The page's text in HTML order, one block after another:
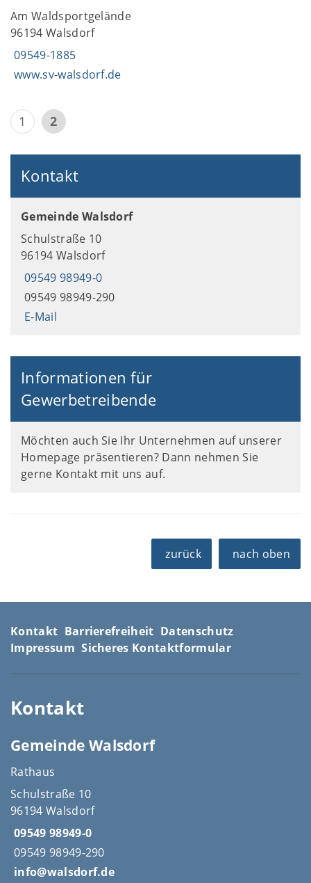
Am Waldsportgelände
96194 Walsdorf
09549-1885
www.sv-walsdorf.de
1 2
Kontakt
Gemeinde Walsdorf
Schulstraße 10
96194 Walsdorf
09549 98949-0
09549 98949-290
E-Mail
Informationen für
Gewerbetreibende
Möchten auch Sie Ihr Unternehmen auf unserer
Homepage präsentieren? Dann nehmen Sie
gerne Kontakt mit uns auf.
zurück nach oben
Kontakt Barrierefreiheit Datenschutz
Impressum Sicheres Kontaktformular
Kontakt
Gemeinde Walsdorf
Rathaus
Schulstraße 10
96194 Walsdorf
09549 98949-0
09549 98949-290
info@walsdorf.de